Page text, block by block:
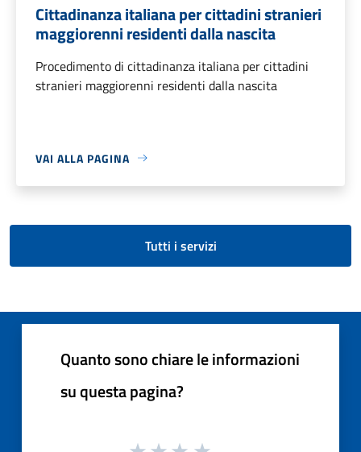
Cittadinanza italiana per cittadini stranieri
maggiorenni residenti dalla nascita
Procedimento di cittadinanza italiana per cittadini
stranieri maggiorenni residenti dalla nascita
VAI ALLA PAGINA
Tutti i servizi
Quanto sono chiare le informazioni
su questa pagina?